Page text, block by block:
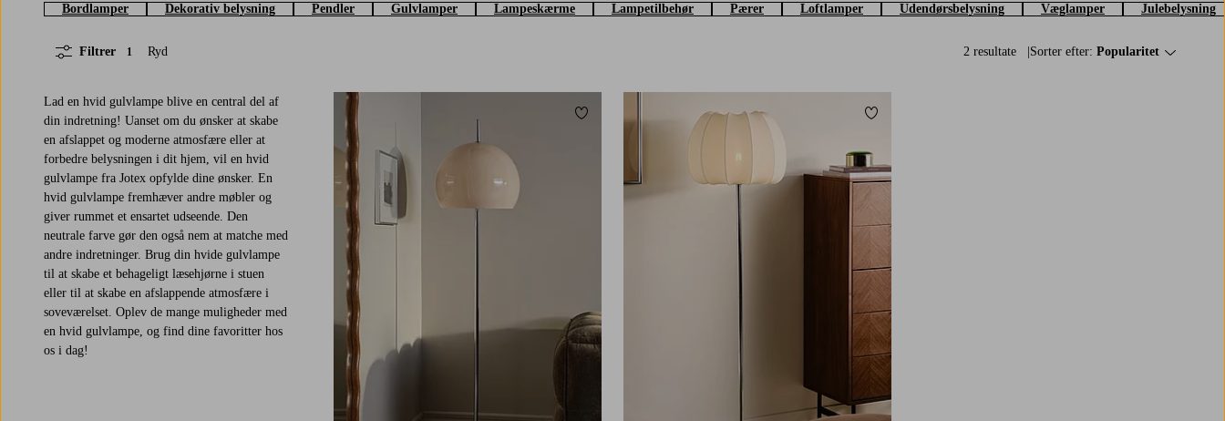
Bordlamper Dekorativ belysning Pendler Gulvlamper Lampeskærme Lampetilbehør Pærer Loftlamper Udendørsbelysning Væglamper Julebelysning
2 resultate Sorter efter: Popularitet
Filtrer 1 Ryd
Lad en hvid gulvlampe blive en central del af
din indretning! Uanset om du ønsker at skabe
en afslappet og moderne atmosfære eller at
forbedre belysningen i dit hjem, vil en hvid
gulvlampe fra Jotex opfylde dine ønsker. En
hvid gulvlampe fremhæver andre møbler og
giver rummet et ensartet udseende. Den
neutrale farve gør den også nem at matche med
andre indretninger. Brug din hvide gulvlampe
til at skabe et behageligt læsehjørne i stuen
eller til at skabe en afslappende atmosfære i
soveværelset. Oplev de mange muligheder med
en hvid gulvlampe, og find dine favoritter hos
os i dag!
Tilføj til favoritter Tilføj til favoritter